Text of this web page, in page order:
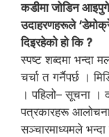
कडीमा जोडिन
उदाहरणहरूले
दिइरहेको हो कि ?
स्पष्ट शब्दमा भन्दा
चर्चा त गर्नैपर्छ ।
। पहिलो– सूचना ।
पत्रकारहरू
सञ्चारमाध्यमले